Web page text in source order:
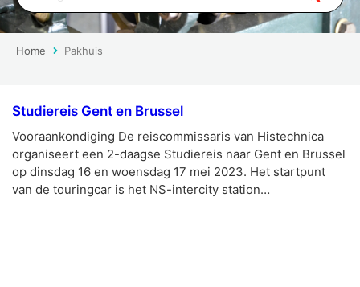
Home Pakhuis
Studiereis Gent en Brussel
Vooraankondiging De reiscommissaris van Histechnica
organiseert een 2-daagse Studiereis naar Gent en Brussel
op dinsdag 16 en woensdag 17 mei 2023. Het startpunt
van de touringcar is het NS-intercity station…